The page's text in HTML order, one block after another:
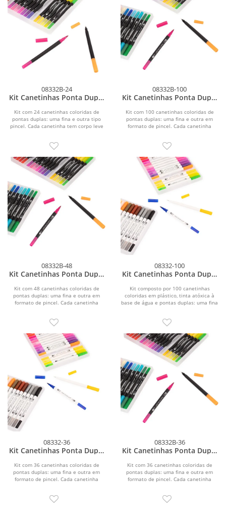
08332B-24
Kit Canetinhas Ponta Dupla
Kit com 24 canetinhas coloridas de
pontas duplas: uma fina e outra tipo
pincel. Cada canetinha tem corpo leve
08332B-100
Kit Canetinhas Ponta Dupla
Kit com 100 canetinhas coloridas de
pontas duplas: uma fina e outra em
formato de pincel. Cada canetinha
08332B-48
Kit Canetinhas Ponta Dupla
Kit com 48 canetinhas coloridas de
pontas duplas: uma fina e outra em
formato de pincel. Cada canetinha
08332-100
Kit Canetinhas Ponta Dupla
Kit composto por 100 canetinhas
coloridas em plástico, tinta atóxica à
base de água e pontas duplas: uma fina
08332-36
Kit Canetinhas Ponta Dupla
Kit com 36 canetinhas coloridas de
pontas duplas: uma fina e outra em
formato de pincel. Cada canetinha
08332B-36
Kit Canetinhas Ponta Dupla
Kit com 36 canetinhas coloridas de
pontas duplas: uma fina e outra em
formato de pincel. Cada canetinha